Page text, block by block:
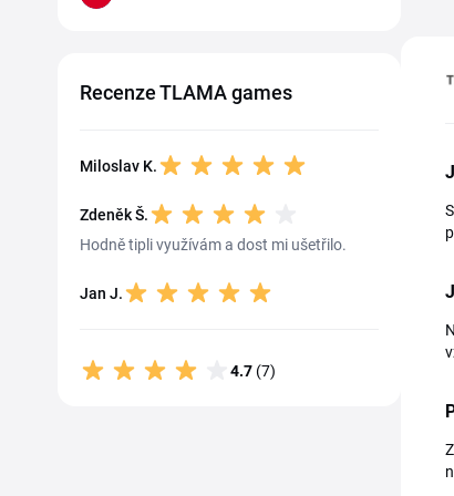
Recenze TLAMA games
Miloslav K.
Zdeněk Š.
Hodně tipli využívám a dost mi ušetřilo.
Jan J.
4.7 (7)